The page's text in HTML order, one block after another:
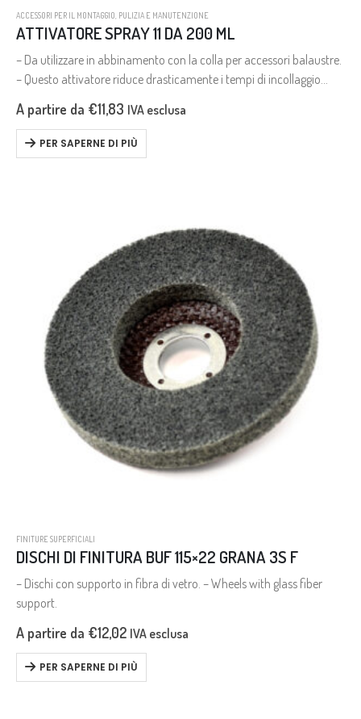
ACCESSORI PER IL MONTAGGIO PULIZIA E MANUTENZIONE
ATTIVATORE SPRAY 11 DA 200 ML
– Da utilizzare in abbinamento con la colla per accessori balaustre.
– Questo attivatore riduce drasticamente i tempi di incollaggio
A partire da €11,83 IVA esclusa
PER SAPERNE DI PIÙ
FINITURE SUPERFICIALI
DISCHI DI FINITURA BUF 115×22 GRANA 3S F
– Dischi con supporto in fibra di vetro. – Wheels with glass fiber
support.
A partire da €12,02 IVA esclusa
PER SAPERNE DI PIÙ